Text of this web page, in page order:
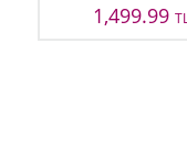
1,499.99TL